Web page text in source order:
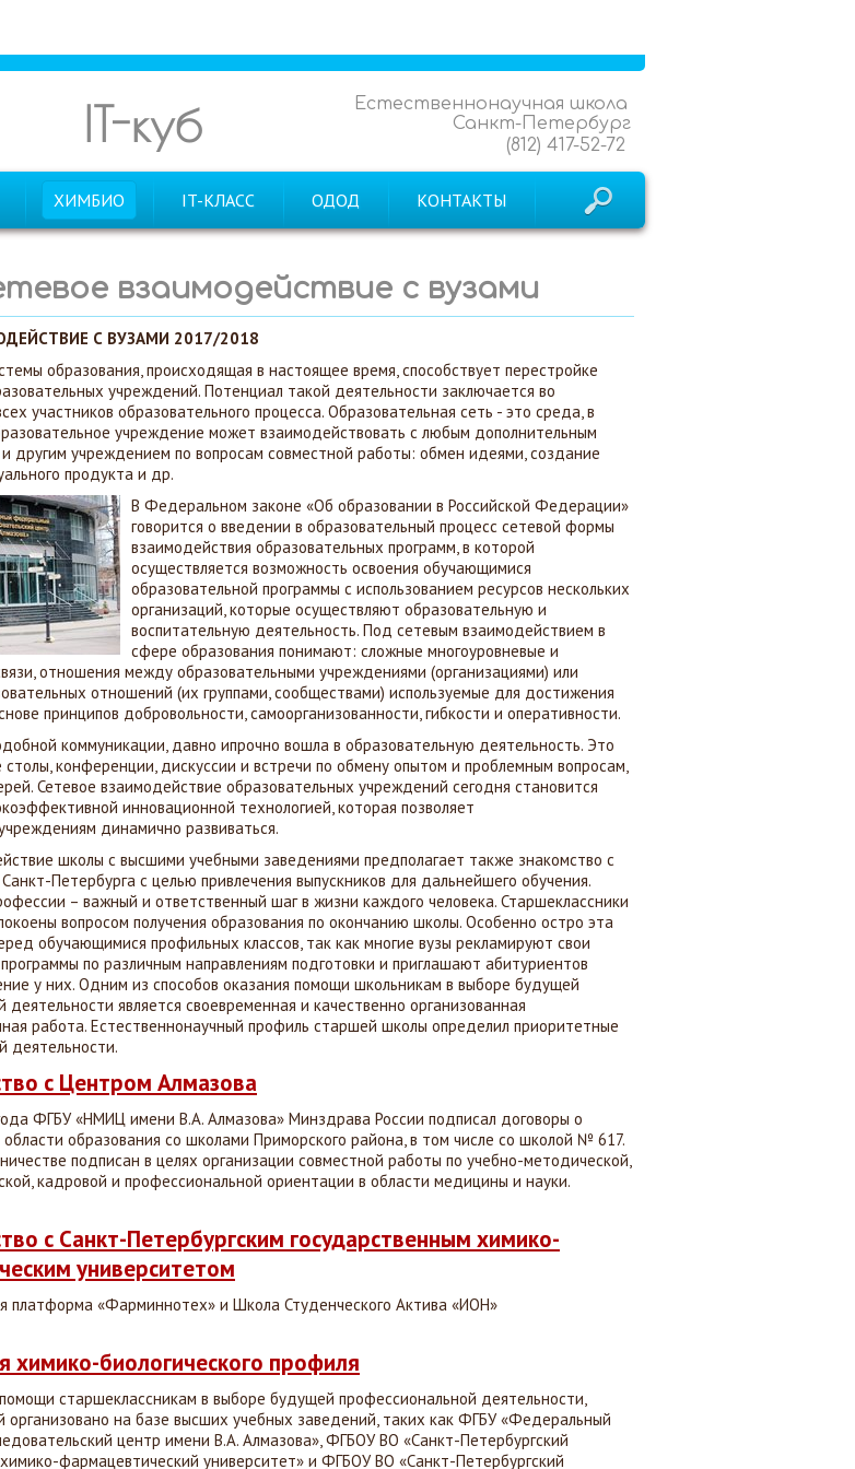
Естественнонаучная школа
Санкт-Петербург
(812) 417-52-72
IT-куб
ХИМБИО IT-КЛАСС ОДОД КОНТАКТЫ
взаимодействие с вузами
С ВУЗАМИ 2017/2018
образования, происходящая в настоящее время, способствует перестройке
учреждений. Потенциал такой деятельности заключается во
участников образовательного процесса. Образовательная сеть - это среда, в
учреждение может взаимодействовать с любым дополнительным
другим учреждением по вопросам совместной работы: обмен идеями, создание
продукта и др.
В Федеральном законе «Об образовании в Российской Федерации»
говорится о введении в образовательный процесс сетевой формы
взаимодействия образовательных программ, в которой
осуществляется возможность освоения обучающимися
образовательной программы с использованием ресурсов нескольких
организаций, которые осуществляют образовательную и
воспитательную деятельность. Под сетевым взаимодействием в
сфере образования понимают: сложные многоуровневые и
отношения между образовательными учреждениями (организациями) или
отношений (их группами, сообществами) используемые для достижения
принципов добровольности, самоорганизованности, гибкости и оперативности.
коммуникации, давно ипрочно вошла в образовательную деятельность. Это
столы, конференции, дискуссии и встречи по обмену опытом и проблемным вопросам,
Сетевое взаимодействие образовательных учреждений сегодня становится
инновационной технологией, которая позволяет
динамично развиваться.
школы с высшими учебными заведениями предполагает также знакомство с
Петербурга с целью привлечения выпускников для дальнейшего обучения.
– важный и ответственный шаг в жизни каждого человека. Старшеклассники
вопросом получения образования по окончанию школы. Особенно остро эта
обучающимися профильных классов, так как многие вузы рекламируют свои
по различным направлениям подготовки и приглашают абитуриентов
у них. Одним из способов оказания помощи школьникам в выборе будущей
деятельности является своевременная и качественно организованная
работа. Естественнонаучный профиль старшей школы определил приоритетные
деятельности.
с Центром Алмазова
ФГБУ «НМИЦ имени В.А. Алмазова» Минздрава России подписал договоры о
образования со школами Приморского района, в том числе со школой № 617.
подписан в целях организации совместной работы по учебно-методической,
кадровой и профессиональной ориентации в области медицины и науки.
с Санкт-Петербургским государственным химико-
университетом
платформа «Фарминнотех» и Школа Студенческого Актива «ИОН»
химико-биологического профиля
старшеклассникам в выборе будущей профессиональной деятельности,
организовано на базе высших учебных заведений, таких как ФГБУ «Федеральный
центр имени В.А. Алмазова», ФГБОУ ВО «Санкт-Петербургский
фармацевтический университет» и ФГБОУ ВО «Санкт-Петербургский